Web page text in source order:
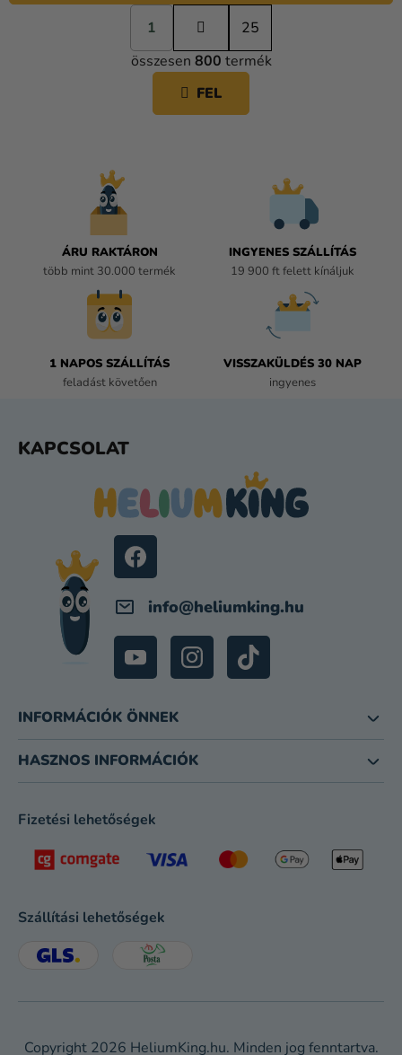
L
I
S
T
L
a
p
o
á
s
1
25
összesen 800 termék
FEL
ÁRU RAKTÁRON
több mint 30.000 termék
INGYENES SZÁLLÍTÁS
19 900 ft felett kínáljuk
1 NAPOS SZÁLLÍTÁS
feladást követően
VISSZAKÜLDÉS 30 NAP
ingyenes
KAPCSOLAT
info@heliumking.hu
INFORMÁCIÓK ÖNNEK
HASZNOS INFORMÁCIÓK
Fizetési lehetőségek
Szállítási lehetőségek
Copyright 2026 HeliumKing.hu. Minden jog fenntartva.